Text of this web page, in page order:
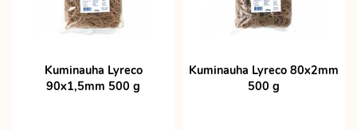
Kuminauha Lyreco
90x1,5mm 500 g
Kuminauha Lyreco 80x2mm
500 g